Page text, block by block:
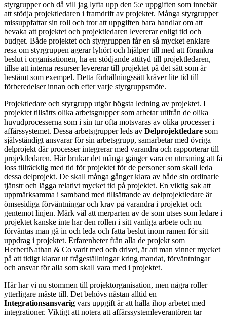
styrgrupper och då vill jag lyfta upp den 5:e uppgiften som innebär
att stödja projektledaren i framdrift av projektet. Många styrgrupper
missuppfattar sin roll och tror att uppgiften bara handlar om att
bevaka att projektet och projektledaren levererar enligt tid och
budget. Både projektet och styrgruppen får en så mycket enklare
resa om styrgruppen agerar lyhört och hjälper till med att förankra
beslut i organisationen, ha en stödjande attityd till projektledaren,
tillse att interna resurser levererar till projektet på det sätt som är
bestämt som exempel. Detta förhållningssätt kräver lite tid till
förberedelser innan och efter varje styrgruppsmöte.
Projektledare och styrgrupp utgör högsta ledning av projektet. I
projektet tillsätts olika arbetsgrupper som arbetar utifrån de olika
huvudprocesserna som i sin tur ofta motsvaras av olika processer i
affärssystemet. Dessa arbetsgrupper leds av Delprojektledare som
självständigt ansvarar för sin arbetsgrupp, samarbetar med övriga
delprojekt där processer integrerar med varandra och rapporterar till
projektledaren. Här brukar det många gånger vara en utmaning att få
loss tillräcklig med tid för projektet för de personer som skall leda
dessa delprojekt. De skall många gånger klara av både sin ordinarie
tjänstr och lägga relativt mycket tid på projektet. En viktig sak att
uppmärksamma i samband med tillsättande av delprojektledare är
ömsesidiga förväntningar och krav på varandra i projektet och
gentemot linjen. Märk väl att merparten av de som utses som ledare i
projektet kanske inte har den rollen i sitt vanliga arbete och nu
förväntas man gå in och leda och fatta beslut inom ramen för sitt
uppdrag i projektet. Erfarenheter från alla de projekt som
HerbertNathan & Co varit med och drivet, är att man vinner mycket
på att tidigt klarar ut frågeställningar kring mandat, förväntningar
och ansvar för alla som skall vara med i projektet.
Här har vi nu stommen till projektorganisation, men några roller
ytterligare måste till. Det behövs nästan alltid en
Integrationsansvarig vars uppgift är att hålla ihop arbetet med
integrationer. Viktigt att notera att affärssystemleverantören tar